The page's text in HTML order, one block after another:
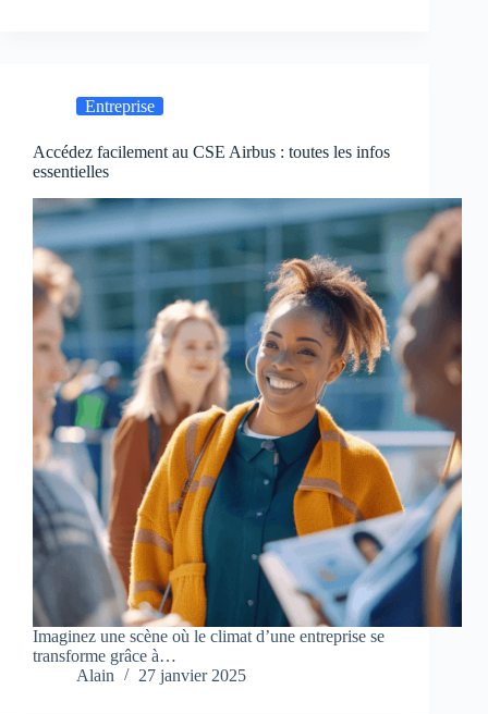
Entreprise
Accédez facilement au CSE Airbus : toutes les infos
essentielles
Imaginez une scène où le climat d’une entreprise se
transforme grâce à…
Alain
27 janvier 2025